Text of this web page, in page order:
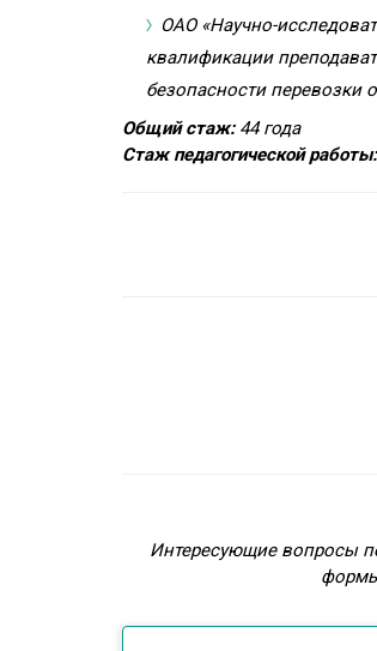
ОАО «Научно-
квалификации
безопасности перевозки
Общий стаж:44 года
Стаж педагогической работы:
Интересующие вопросы